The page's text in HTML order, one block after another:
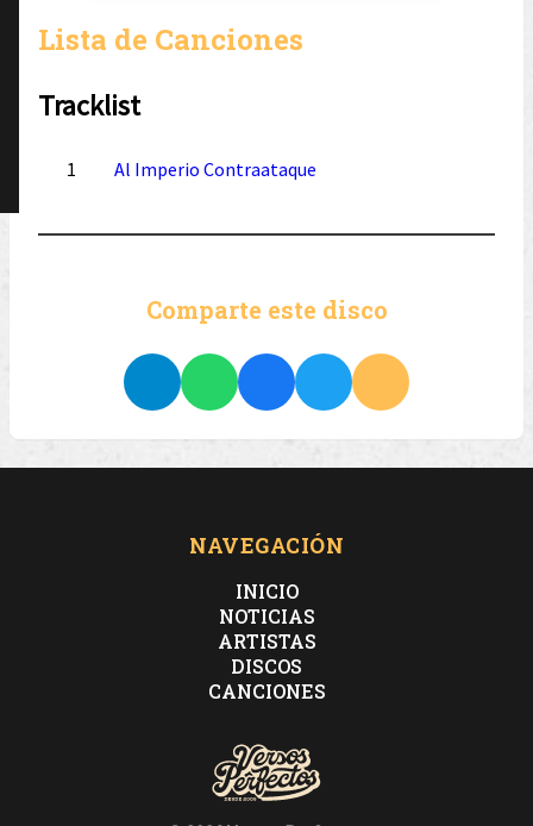
Lista de Canciones
Tracklist
1 Al Imperio Contraataque
Comparte este disco
NAVEGACIÓN
INICIO
NOTICIAS
ARTISTAS
DISCOS
CANCIONES